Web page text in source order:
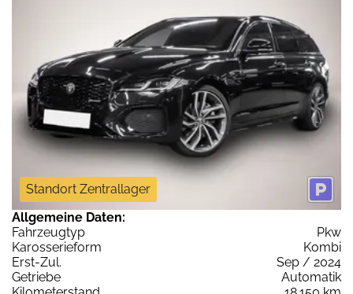
Standort Zentrallager
Allgemeine Daten:
Fahrzeugtyp
Pkw
Karosserieform
Kombi
Erst-Zul.
Sep / 2024
Getriebe
Automatik